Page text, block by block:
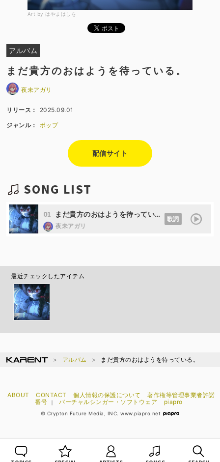
Art by はやまはしを
アルバム
まだ貴方のおはようを待っている。
夜未アガリ
リリース： 2025.09.01
ジャンル： ポップ
配信サイト
SONG LIST
01 まだ貴方のおはようを待っている。 (feat. 可不&星界)
夜未アガリ
歌詞
最近チェックしたアイテム
アルバム まだ貴方のおはようを待っている。
ABOUT CONTACT 個人情報の保護について
著作権等管理事業者許諾
番号
｜ バーチャルシンガー・ソフトウェア piapro
© Crypton Future Media, INC. www.piapro.net